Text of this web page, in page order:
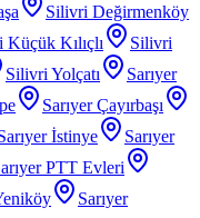
Silivri Değirmenköy
Kılıçlı
Silivri
Silivri Yolçatı
Sarıyer
Sarıyer Çayırbaşı
İstinye
Sarıyer
PTT Evleri
Sarıyer